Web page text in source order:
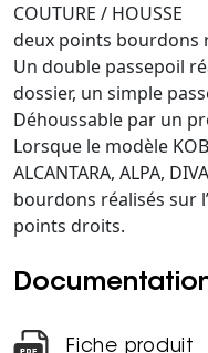
COUTURE / HOUSSE
deux points bourdons
Un double passepoil
dossier, un simple
Déhoussable par un
Lorsque le modèle
ALCANTARA, ALPA,
bourdons réalisés sur
points droits.
Fiche produit